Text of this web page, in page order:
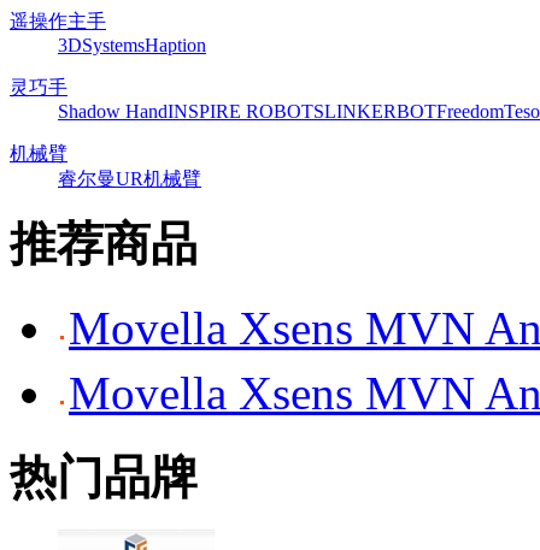
遥操作主手
3DSystemsHaption
灵巧手
Shadow HandINSPIRE ROBOTSLINKERBOTFreedom
机械臂
睿尔曼UR机械臂
推荐商品
Movella Xsens MVN
Movella Xsens MVN
热门品牌